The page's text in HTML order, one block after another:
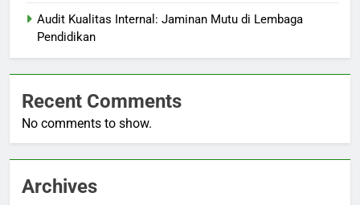
Audit Kualitas Internal: Jaminan Mutu di Lembaga
Pendidikan
Recent Comments
No comments to show.
Archives